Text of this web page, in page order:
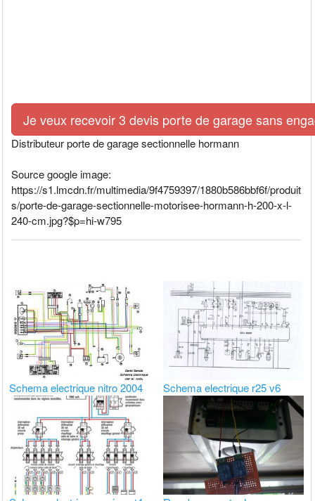
Je veux recevoir 3 devis porte de garage sans
Distributeur porte de garage sectionnelle hormann
Source google image:
https://s1.lmcdn.fr/multimedia/9f4759397/1880b586bbf6f/produit
s/porte-de-garage-sectionnelle-motorisee-hormann-h-200-x-l-
240-cm.jpg?$p=hi-w795
Schema electrique nitro 2004 Schema electrique r25 v6